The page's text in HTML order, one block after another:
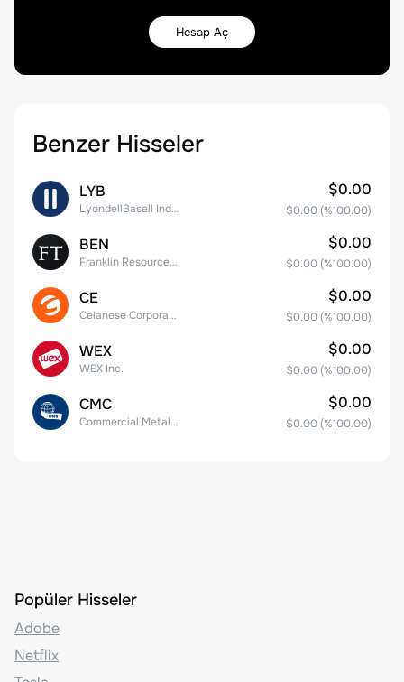
Hesap Aç
Benzer Hisseler
LYB
LyondellBasell Industries N.V. Class A
$0.00
$0.00 (%100.00)
BEN
Franklin Resources, Inc.
$0.00
$0.00 (%100.00)
CE
Celanese Corporation Common Stock
$0.00
$0.00 (%100.00)
WEX
WEX Inc.
$0.00
$0.00 (%100.00)
CMC
Commercial Metals Company
$0.00
$0.00 (%100.00)
Popüler Hisseler
Adobe
Netflix